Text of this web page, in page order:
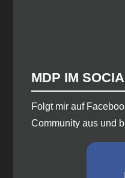
MDP IM
​Folgt mir auf
Community aus und